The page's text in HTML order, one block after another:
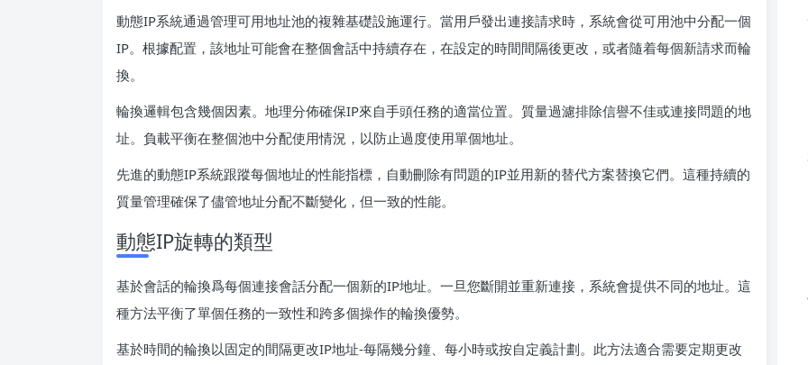
動態IP系統通過管理可用地址池的複雜基礎設施運行。當用戶發出連接請求時，系統會從可用池中分配一個
IP。根據配置，該地址可能會在整個會話中持續存在，在設定的時間間隔後更改，或者隨着每個新請求而輪
換。
輪換邏輯包含幾個因素。地理分佈確保IP來自手頭任務的適當位置。質量過濾排除信譽不佳或連接問題的地
址。負載平衡在整個池中分配使用情況，以防止過度使用單個地址。
先進的動態IP系統跟蹤每個地址的性能指標，自動刪除有問題的IP並用新的替代方案替換它們。這種持續的
質量管理確保了儘管地址分配不斷變化，但一致的性能。
動態IP旋轉的類型
基於會話的輪換爲每個連接會話分配一個新的IP地址。一旦您斷開並重新連接，系統會提供不同的地址。這
種方法平衡了單個任務的一致性和跨多個操作的輪換優勢。
基於時間的輪換以固定的間隔更改IP地址-每隔幾分鐘、每小時或按自定義計劃。此方法適合需要定期更改